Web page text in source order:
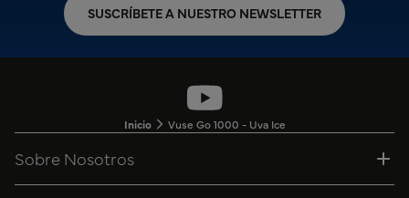
SUSCRÍBETE A NUESTRO NEWSLETTER
Inicio Vuse Go 1000 - Uva Ice
Sobre Nosotros